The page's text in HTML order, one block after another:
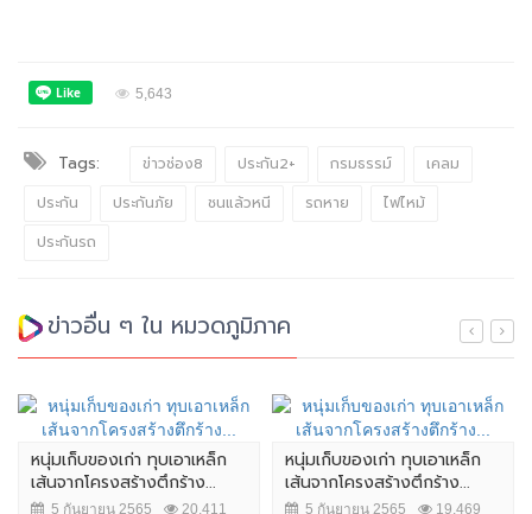
5,643
Tags: ข่าวช่อง8 ประกัน2+ กรมธรรม์
เคลม
ประกัน
ประกันภัย ชนแล้วหนี รถหาย
ไฟไหม้
ประกันรถ
ข่าวอื่น ๆ ใน หมวดภูมิภาค
หนุ่มเก็บของเก่า ทุบเอาเหล็ก
เส้นจากโครงสร้างตึกร้าง...
5 กันยายน 2565 20,411
หนุ่มเก็บของเก่า ทุบเอาเหล็ก
เส้นจากโครงสร้างตึกร้าง...
5 กันยายน 2565 19,469